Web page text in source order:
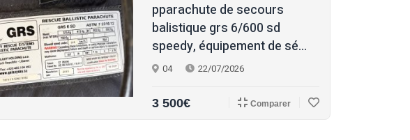
pparachute de secours
balistique grs 6/600 sd
speedy, équipement de sé...
04 22/07/2026
3 500€ Comparer